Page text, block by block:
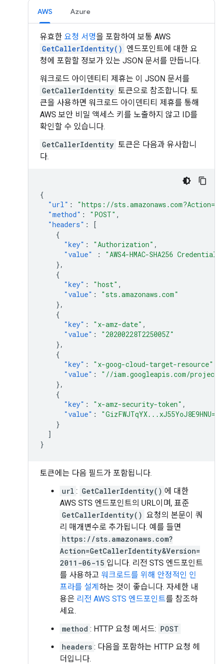
AWS Azure
유효한 요청 서명을 포함하여 보통 AWS
GetCallerIdentity() 엔드포인트에 대한 요
청에 포함할 정보가 있는 JSON 문서를 만듭니다.
워크로드 아이덴티티 제휴는 이 JSON 문서를
GetCallerIdentity 토큰으로 참조합니다. 토
큰을 사용하면 워크로드 아이덴티티 제휴를 통해
AWS 보안 비밀 액세스 키를 노출하지 않고 ID를
확인할 수 있습니다.
GetCallerIdentity 토큰은 다음과 유사합니
다.
{
"url" :
"https://
"method" : "POST" ,
"headers" :
[
{
"key" : "Authorization" ,
"value"
:
"AWS4-HMAC-SHA256
},
{
"key" : "host" ,
"value" :
"sts.amazonaws.com"
},
{
"key" : "x-amz-date" ,
"value" :
"20200228T225005Z"
},
{
"key" : "x-goog-cloud-target-resource"
"value" :
"//iam.googleapis.com/
},
{
"key" : "x-amz-security-token" ,
"value" :
"GizFWJTqYX...xJ55YoJ8E9HNU="
}
]
}
토큰에는 다음 필드가 포함됩니다.
url : GetCallerIdentity() 에 대한
AWS STS 엔드포인트의 URL이며, 표준
GetCallerIdentity() 요청의 본문이 쿼
리 매개변수로 추가됩니다. 예를 들면
https://sts.amazonaws.com?
Action=GetCallerIdentity&Version=
2011-06-15 입니다. 리전 STS 엔드포인트
를 사용하고 워크로드를 위해 안정적인 인
프라를 설계 하는 것이 좋습니다. 자세한 내
용은 리전 AWS STS 엔드포인트를 참조하
세요.
method : HTTP 요청 메서드: POST
headers : 다음을 포함하는 HTTP 요청 헤
더입니다.